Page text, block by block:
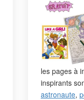
les pages à
inspirants
astronaute,